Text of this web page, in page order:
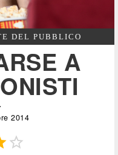
DEL PUBBLICO
A
2014
